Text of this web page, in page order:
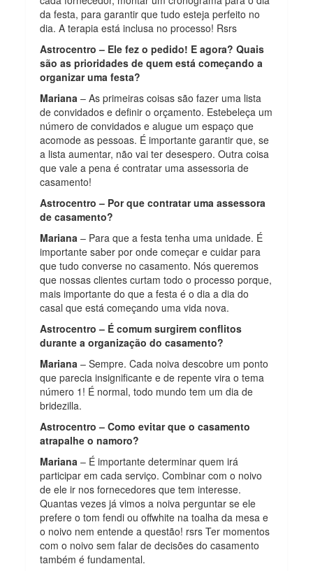
da festa, para garantir que tudo esteja perfeito no
dia. A terapia está inclusa no processo! Rsrs
Astrocentro – Ele fez o pedido! E agora? Quais
são as prioridades de quem está começando a
organizar uma festa?
Mariana – As primeiras coisas são fazer uma lista
de convidados e definir o orçamento. Estebeleça um
número de convidados e alugue um espaço que
acomode as pessoas. É importante garantir que, se
a lista aumentar, não vai ter desespero. Outra coisa
que vale a pena é contratar uma assessoria de
casamento!
Astrocentro – Por que contratar uma assessora
de casamento?
Mariana – Para que a festa tenha uma unidade. É
importante saber por onde começar e cuidar para
que tudo converse no casamento. Nós queremos
que nossas clientes curtam todo o processo porque,
mais importante do que a festa é o dia a dia do
casal que está começando uma vida nova.
Astrocentro – É comum surgirem conflitos
durante a organização do casamento?
Mariana – Sempre. Cada noiva descobre um ponto
que parecia insignificante e de repente vira o tema
número 1! É normal, todo mundo tem um dia de
bridezilla.
Astrocentro – Como evitar que o casamento
atrapalhe o namoro?
Mariana – É importante determinar quem irá
participar em cada serviço. Combinar com o noivo
de ele ir nos fornecedores que tem interesse.
Quantas vezes já vimos a noiva perguntar se ele
prefere o tom fendi ou offwhite na toalha da mesa e
o noivo nem entende a questão! rsrs Ter momentos
com o noivo sem falar de decisões do casamento
também é fundamental.